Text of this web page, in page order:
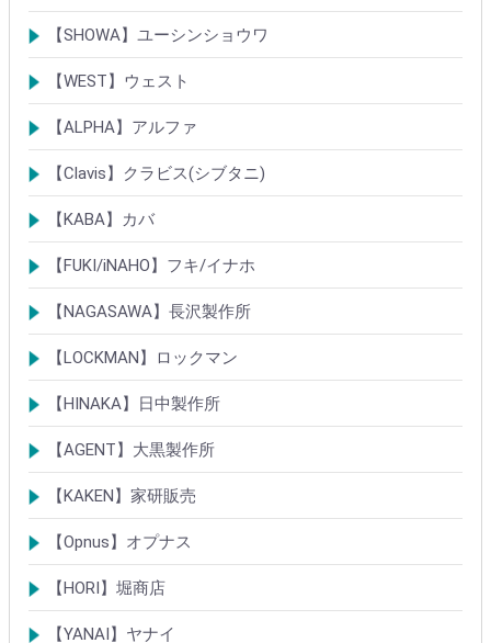
シリンダー
錠
錠前部品
その他
【SHOWA】ユーシンショウワ
シリンダー
錠
その他
【WEST】ウェスト
シリンダー
錠
その他
【ALPHA】アルファ
シリンダー
錠
南京錠
【Clavis】クラビス(シブタニ)
シリンダー
錠
【KABA】カバ
シリンダー
錠・ロック製品
【FUKI/iNAHO】フキ/イナホ
TIERKEYシリンダー
ロック製品
【NAGASAWA】長沢製作所
シリンダー
古代・古代ネオ装飾錠
KEYLEX/キーレックス
レバーハンドルシリーズ
【LOCKMAN】ロックマン
メガクロスSPシリンダー
デジタルロック
【HINAKA】日中製作所
SEPA/HDSシリンダー
SEPA・AGE・GIAロック製品
【AGENT】大黒製作所
LSシリンダー
錠・ロック製品
【KAKEN】家研販売
ベルウェーブキー
ロック製品
【Opnus】オプナス
シリンダー
ロック製品
【HORI】堀商店
シリンダー
錠・ロック製品
【YANAI】ヤナイ